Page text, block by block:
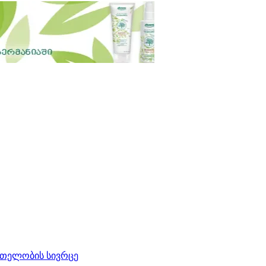
სივრცე